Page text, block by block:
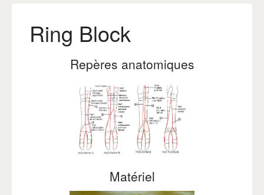
Ring Block
Repères anatomiques
Matériel